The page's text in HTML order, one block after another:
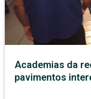
Academias da
pavimentos